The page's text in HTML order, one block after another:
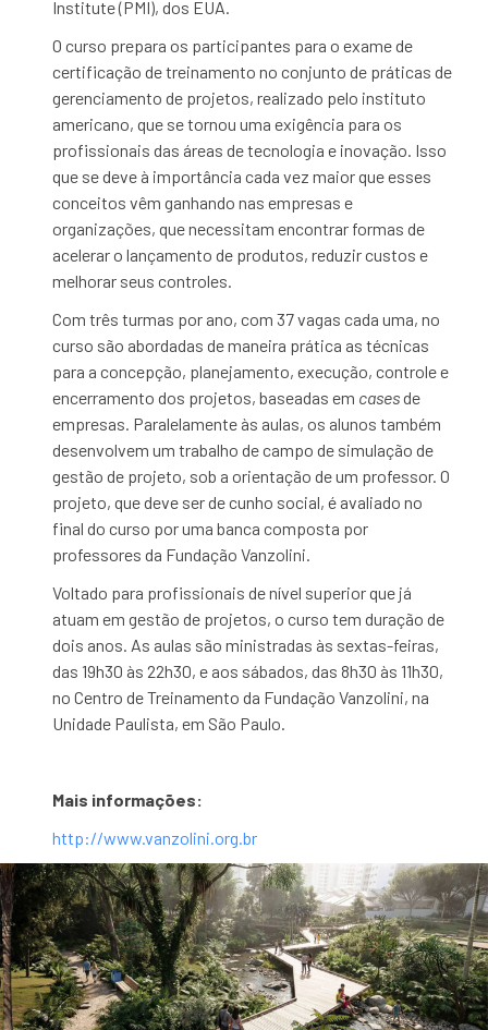
Institute (PMI), dos EUA.
O curso prepara os participantes para o exame de
certificação de treinamento no conjunto de práticas de
gerenciamento de projetos, realizado pelo instituto
americano, que se tornou uma exigência para os
profissionais das áreas de tecnologia e inovação. Isso
que se deve à importância cada vez maior que esses
conceitos vêm ganhando nas empresas e
organizações, que necessitam encontrar formas de
acelerar o lançamento de produtos, reduzir custos e
melhorar seus controles.
Com três turmas por ano, com 37 vagas cada uma, no
curso são abordadas de maneira prática as técnicas
para a concepção, planejamento, execução, controle e
encerramento dos projetos, baseadas em casesde
empresas. Paralelamente às aulas, os alunos também
desenvolvem um trabalho de campo de simulação de
gestão de projeto, sob a orientação de um professor. O
projeto, que deve ser de cunho social, é avaliado no
final do curso por uma banca composta por
professores da Fundação Vanzolini.
Voltado para profissionais de nível superior que já
atuam em gestão de projetos, o curso tem duração de
dois anos. As aulas são ministradas às sextas-feiras,
das 19h30 às 22h30, e aos sábados, das 8h30 às 11h30,
no Centro de Treinamento da Fundação Vanzolini, na
Unidade Paulista, em São Paulo.
Mais informações:
http://www.vanzolini.org.br